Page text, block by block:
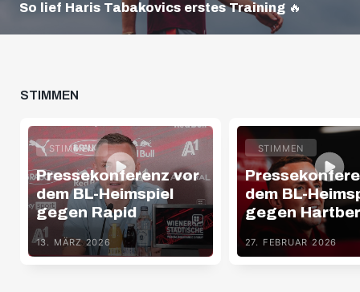
So lief Haris Tabakovics erstes Training 🔥
STIMMEN
STIMMEN
Pressekonferenz vor
dem BL-Heimspiel
gegen Rapid
13. MÄRZ 2026
STIMMEN
dem BL-
gegen
27. FEBRUAR 2026